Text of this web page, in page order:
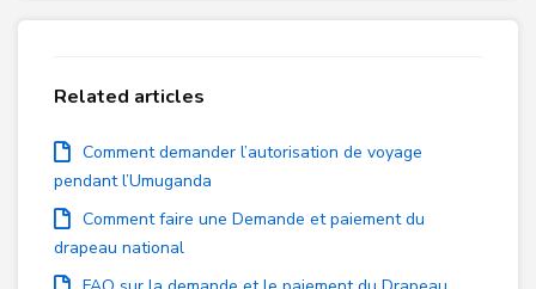
Related articles
Comment demander l’autorisation de voyage
pendant l’Umuganda
Comment faire une Demande et paiement du
drapeau national